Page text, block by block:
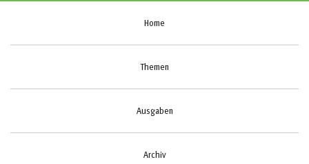
Home
Themen
Ausgaben
Archiv